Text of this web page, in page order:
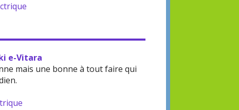
e-Vitara
mais une bonne à tout faire qui